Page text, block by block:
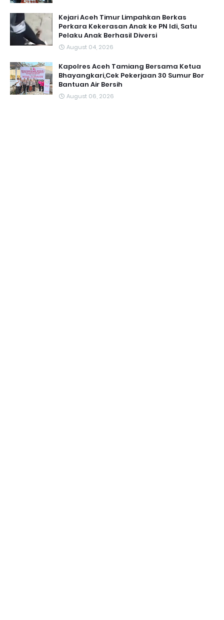
Kejari Aceh Timur Limpahkan Berkas
Perkara Kekerasan Anak ke PN Idi, Satu
Pelaku Anak Berhasil Diversi
August 04, 2026
Kapolres Aceh Tamiang Bersama Ketua
Bhayangkari,Cek Pekerjaan 30 Sumur Bor
Bantuan Air Bersih
August 06, 2026